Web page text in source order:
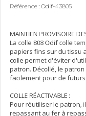
Référence : Odif-43805
MAINTIEN PROVISOIRE
La colle 808 Odif colle
papiers fins sur du tissu
colle permet d'éviter
patron. Décollé, le
facilement pour de
COLLE RÉACTIVABLE :
Pour réutiliser le patron,
repassant au fer à